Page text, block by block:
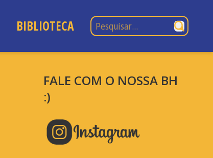
BIBLIOTECA Pesquisar por:
FALE COM O NOSSA BH
:)